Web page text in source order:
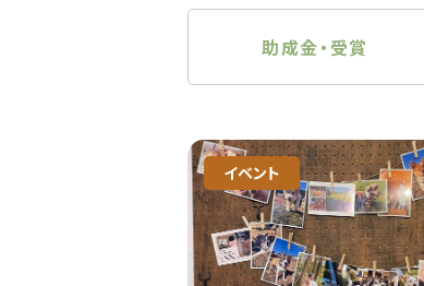
助成金・受賞
イベント